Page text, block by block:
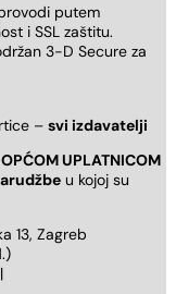
putem
i SSL zaštitu.
3-D Secure za
– svi izdavatelji
UPLATNICOM
u kojoj su
13, Zagreb